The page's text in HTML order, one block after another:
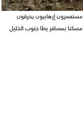
مستعمرون إرهابيون يحرقون
مسكنا بمسافر يطا جنوب الخليل